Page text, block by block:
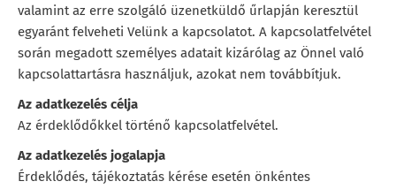
valamint az erre szolgáló üzenetküldő űrlapján keresztül
egyaránt felveheti Velünk a kapcsolatot. A kapcsolatfelvétel
során megadott személyes adatait kizárólag az Önnel való
kapcsolattartásra használjuk, azokat nem továbbítjuk.
Az adatkezelés célja
Az érdeklődőkkel történő kapcsolatfelvétel.
Az adatkezelés jogalapja
Érdeklődés, tájékoztatás kérése esetén önkéntes